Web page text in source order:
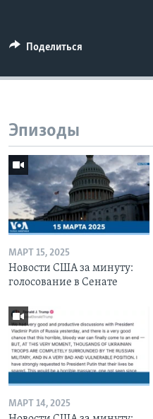
Поделиться
Эпизоды
МАРТ 15, 2025
Новости США за минуту:
голосование в Сенате
МАРТ 14, 2025